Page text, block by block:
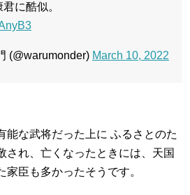
に酷似。
March 10, 2022
能な武将だった上に ふるさとのた
され、亡くなったときには、天国
家臣も多かったそうです。